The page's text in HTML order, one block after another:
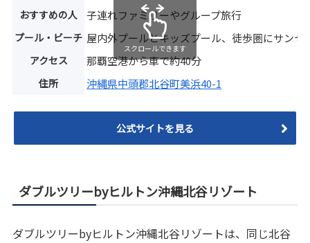
おすすめの人 子連れファミリーやグループ旅行
プール・ビーチ 屋内外プールとキッズプール、徒歩圏にサンセ
アクセス 那覇空港から車で約40分
住所 沖縄県中頭郡北谷町美浜40-1
スクロールできます
公式サイトを見る
ダブルツリーbyヒルトン沖縄北谷リゾート
ダブルツリーbyヒルトン沖縄北谷リゾートは、同じ北谷